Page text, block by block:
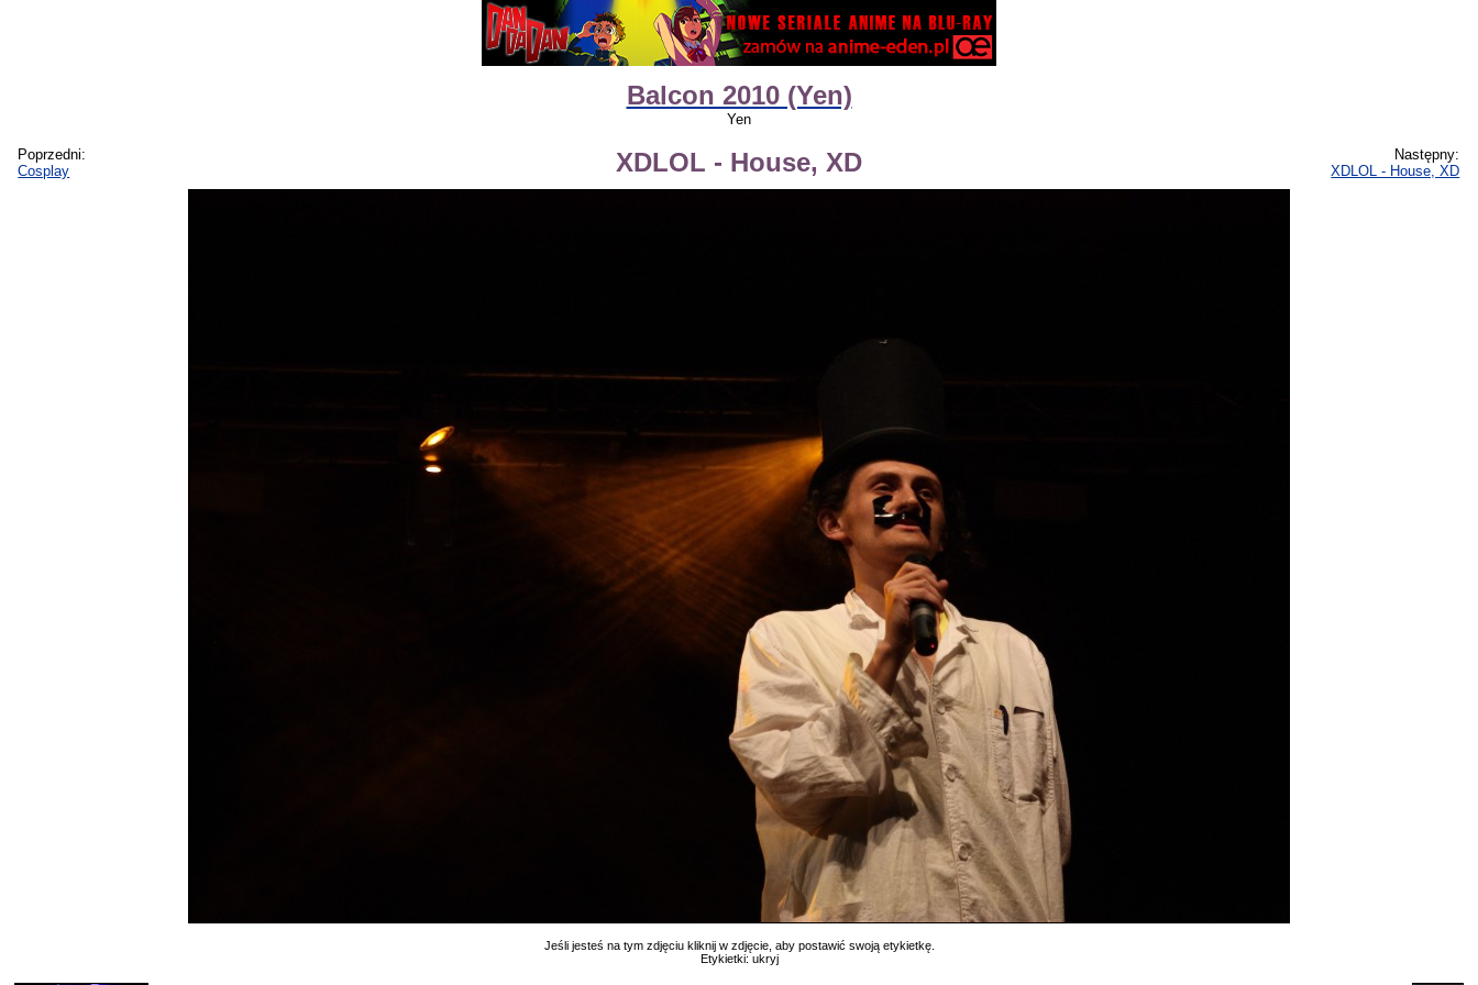
Balcon 2010 (Yen)
Yen
Poprzedni:
Cosplay
XDLOL - House, XD
Następny:
XDLOL - House, XD
Jeśli jesteś na tym zdjęciu kliknij w zdjęcie, aby postawić swoją etykietkę.
Etykietki: ukryj